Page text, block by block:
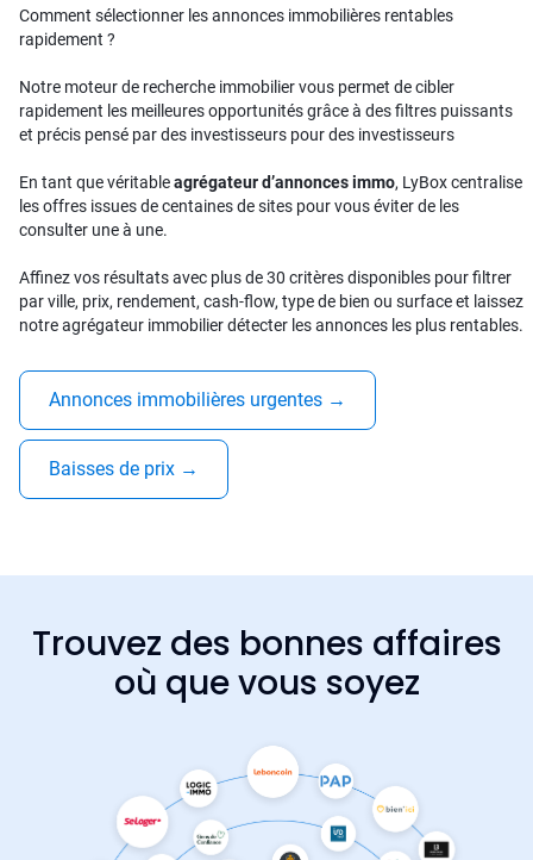
Comment sélectionner les annonces immobilières rentables
rapidement ?
Notre moteur de recherche immobilier vous permet de cibler
rapidement les meilleures opportunités grâce à des filtres puissants
et précis pensé par des investisseurs pour des investisseurs
En tant que véritableagrégateur d’annonces immo, LyBox centralise
les offres issues de centaines de sites pour vous éviter de les
consulter une à une.
Affinez vos résultats avec plus de 30 critères disponibles pour filtrer
par ville, prix, rendement, cash-flow, type de bien ou surface et laissez
notre agrégateur immobilier détecter les annonces les plus rentables.
Annonces immobilières urgentes →
Baisses de prix →
Trouvez des bonnes affaires
où que vous soyez